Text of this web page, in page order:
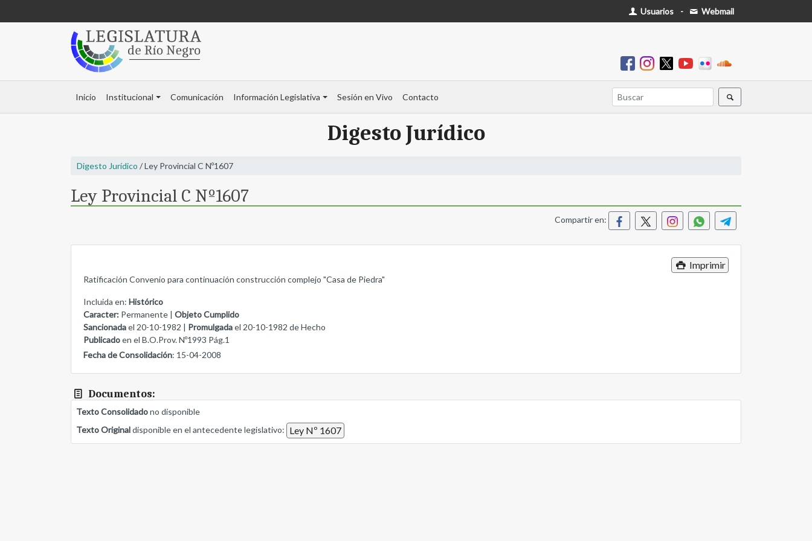
Usuarios - Webmail
Inicio Institucional Comunicación Información Legislativa Sesión en Vivo Contacto
Digesto Jurídico
Digesto Jurídico / Ley Provincial C Nº1607
Ley Provincial C Nº1607
Compartir en:
Imprimir
Ratificación Convenio para continuación construcción complejo "Casa de Piedra"
Incluida en: Histórico
Caracter: Permanente | Objeto Cumplido
Sancionadael 20-10-1982 | Promulgadael 20-10-1982 de Hecho
Publicadoen el B.O.Prov. Nº1993 Pág.1
Fecha de Consolidación: 15-04-2008
Documentos:
Texto Consolidadono disponible
Texto Originaldisponible en el antecedente legislativo: Ley Nº 1607